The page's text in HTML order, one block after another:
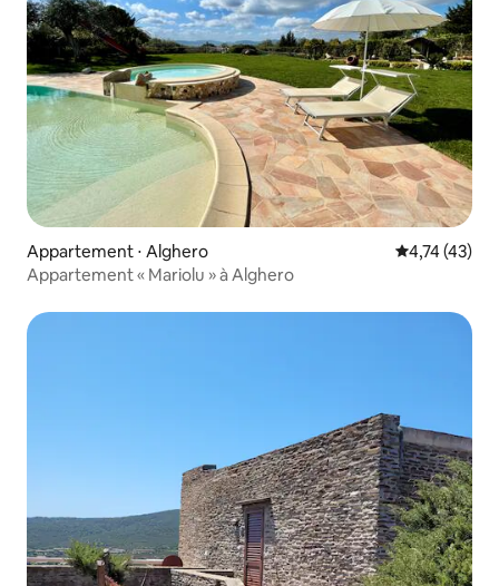
Appartement ⋅ Alghero Évaluation
4,74 (43)
Appartement « Mariolu » à Alghero